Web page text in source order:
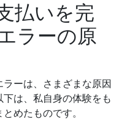
払いを完
ラーの原
ラーは、さまざまな原因
は、私自身の体験をも
めたものです。